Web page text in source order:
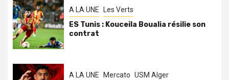
A LA UNE Les Verts
ES Tunis : Kouceila Boualia résilie son
contrat
A LA UNE Mercato USM Alger